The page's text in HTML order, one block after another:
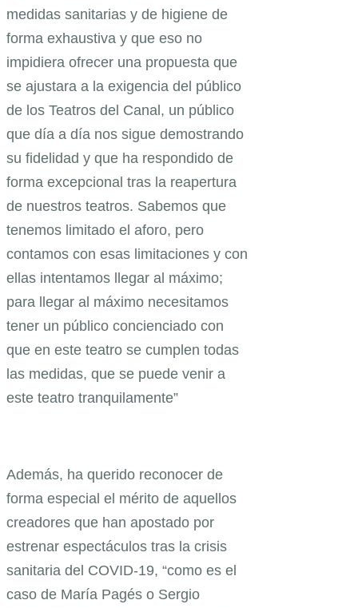
medidas sanitarias y de higiene de
forma exhaustiva y que eso no
impidiera ofrecer una propuesta que
se ajustara a la exigencia del público
de los Teatros del Canal, un público
que día a día nos sigue demostrando
su fidelidad y que ha respondido de
forma excepcional tras la reapertura
de nuestros teatros. Sabemos que
tenemos limitado el aforo, pero
contamos con esas limitaciones y con
ellas intentamos llegar al máximo;
para llegar al máximo necesitamos
tener un público concienciado con
que en este teatro se cumplen todas
las medidas, que se puede venir a
este teatro tranquilamente”
Además, ha querido reconocer de
forma especial el mérito de aquellos
creadores que han apostado por
estrenar espectáculos tras la crisis
sanitaria del COVID-19, “como es el
caso de María Pagés o Sergio